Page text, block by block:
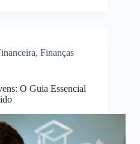
, Finanças
O Guia Essencial